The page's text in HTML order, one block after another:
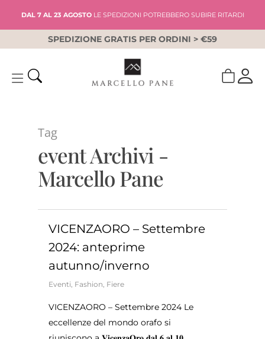
DAL 7 AL 23 AGOSTOLE SPEDIZIONI POTREBBERO SUBIRE RITARDI
SPEDIZIONE GRATIS PER ORDINI > €59
Tag
event Archivi -
Marcello Pane
VICENZAORO – Settembre
2024: anteprime
autunno/inverno
Eventi, Fashion, Fiere
VICENZAORO – Settembre 2024 Le
eccellenze del mondo orafo si